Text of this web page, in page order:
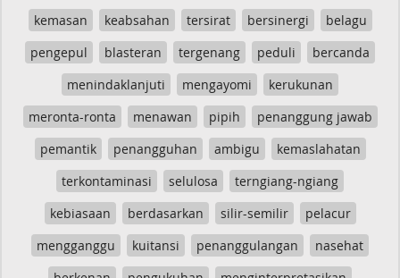
kemasan
keabsahan tersirat bersinergi
belagu
pengepul
blasteran tergenang peduli
bercanda
menindaklanjuti
mengayomi
kerukunan
meronta-ronta
menawan pipih
penanggung jawab
pemantik
penangguhan ambigu
kemaslahatan
terkontaminasi
selulosa
terngiang-ngiang
kebiasaan
berdasarkan silir-semilir
pelacur
mengganggu
kuitansi penanggulangan
nasehat